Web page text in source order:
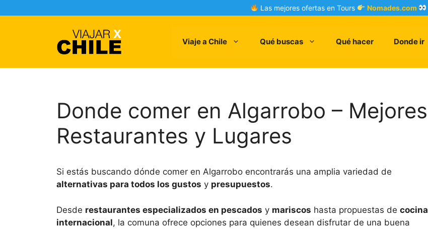
to
Las mejores ofertas en Tours Nomades.com
Viaje a Chile Qué buscas Qué hacer Donde ir
Donde comer en Algarrobo – Mejores
Restaurantes y Lugares
Si estás buscando dónde comer en Algarrobo encontrarás una amplia variedad de
alternativas para todos los gustos y presupuestos.
Desde restaurantes especializados en pescados y mariscos hasta propuestas de cocina
internacional, la comuna ofrece opciones para quienes desean disfrutar de una buena